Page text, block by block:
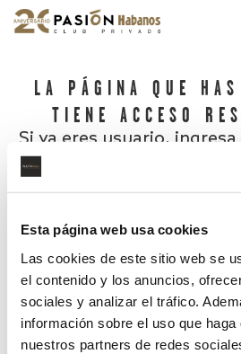
Esta página web usa cookies
Las cookies de este sitio web se
el contenido y los anuncios,
sociales y analizar el tráfico.
información sobre el uso que
nuestros partners de redes
LA PÁGINA QUE
TIENE ACCESO
Si ya eres usuario,
¿Has olvidado tu contraseña?